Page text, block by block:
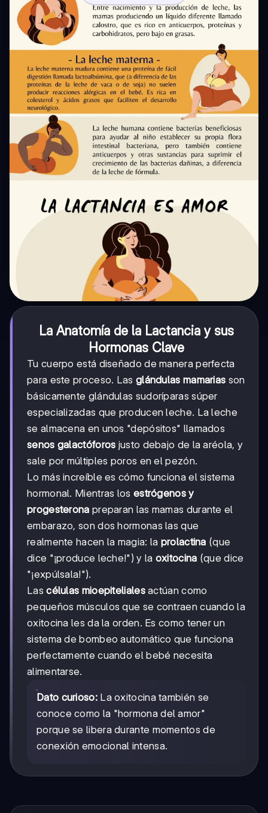
La Anatomía de la Lactancia y sus
Hormonas Clave
Tu cuerpo está diseñado de manera perfecta
para este proceso. Las glándulas mamarias son
básicamente glándulas sudoríparas súper
especializadas que producen leche. La leche
se almacena en unos "depósitos" llamados
senos galactóforos justo debajo de la aréola, y
sale por múltiples poros en el pezón.
Lo más increíble es cómo funciona el sistema
hormonal. Mientras los estrógenos y
progesterona preparan las mamas durante el
embarazo, son dos hormonas las que
realmente hacen la magia: la prolactina (que
dice "¡produce leche!") y la oxitocina (que dice
"¡expúlsala!").
Lascélulas mioepitelialesactúan como
pequeños músculos que se contraen cuando la
oxitocina les da la orden. Es como tener un
sistema de bombeo automático que funciona
perfectamente cuando el bebé necesita
alimentarse.
Dato curioso:La oxitocina también se
conoce como la "hormona del amor"
porque se libera durante momentos de
conexión emocional intensa.